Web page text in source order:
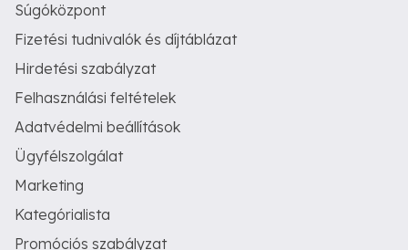
Súgóközpont
Fizetési tudnivalók és díjtáblázat
Hirdetési szabályzat
Felhasználási feltételek
Adatvédelmi beállítások
Ügyfélszolgálat
Marketing
Kategórialista
Promóciós szabályzat